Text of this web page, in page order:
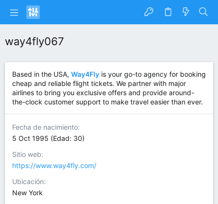
way4fly067
Based in the USA, Way4Fly is your go-to agency for booking
cheap and reliable flight tickets. We partner with major
airlines to bring you exclusive offers and provide around-
the-clock customer support to make travel easier than ever.
Fecha de nacimiento
5 Oct 1995 (Edad: 30)
Sitio web
https://www.way4fly.com/
Ubicación
New York